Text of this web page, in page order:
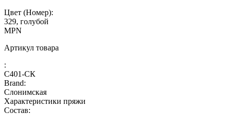
Цвет (Номер):
329, голубой
MPN
Артикул товара
:
С401-СК
Brand:
Слонимская
Характеристики пряжи
Состав: